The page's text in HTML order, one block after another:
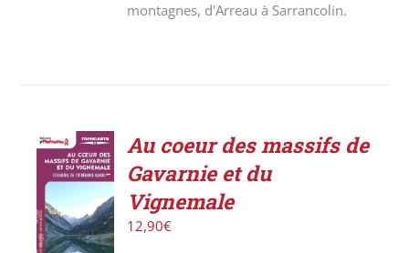
montagnes, d'Arreau à Sarrancolin.
AJOUTER
AU
PANIER
/
Au coeur des massifs de
Gavarnie et du
Vignemale
12,90€